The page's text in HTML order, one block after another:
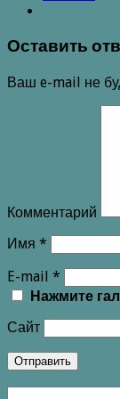
Оставить
Ваш e-mail не
Комментарий
Имя *
E-mail *
Нажмите
Сайт